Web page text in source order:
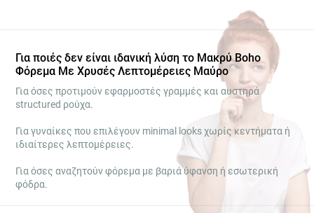
Για ποιές δεν είναι ιδανική λύση το Μακρύ Boho
Φόρεμα Με Χρυσές Λεπτομέρειες Μαύρο
Για όσες προτιμούν εφαρμοστές γραμμές και αυστηρά
structured ρούχα.
Για γυναίκες που επιλέγουν minimal looks χωρίς κεντήματα ή
ιδιαίτερες λεπτομέρειες.
Για όσες αναζητούν φόρεμα με βαριά ύφανση ή εσωτερική
φόδρα.